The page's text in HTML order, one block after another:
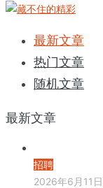
最新文章
热门文章
随机文章
最新文章
招聘
2026年6月11日